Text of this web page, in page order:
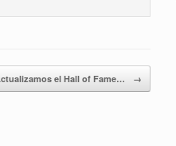
el Hall of Fame… →